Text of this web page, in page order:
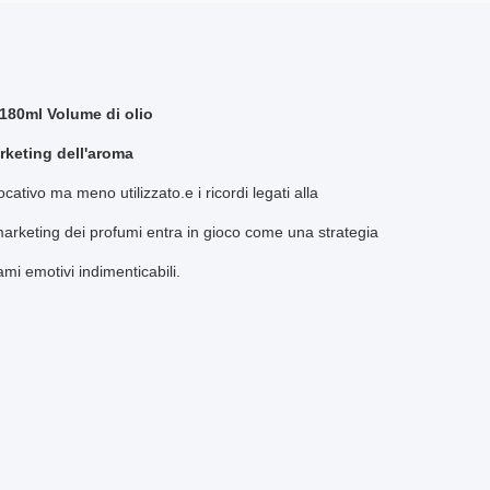
Volume di olio
dell'aroma
ma meno utilizzato.e i ricordi legati alla
dei profumi entra in gioco come una strategia
emotivi indimenticabili.